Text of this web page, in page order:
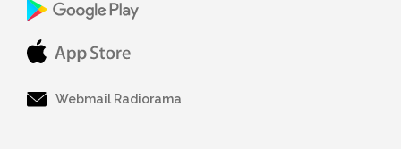
Webmail Radiorama